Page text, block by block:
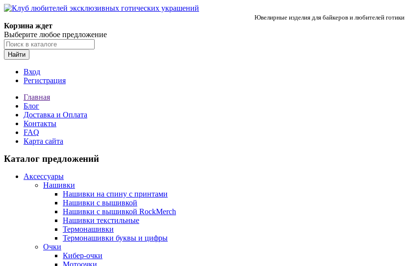
Ювелирные изделия для байкеров и любителей готики
Корзина ждет
Выберите любое предложение
Найти
Вход
Регистрация
Главная
Блог
Доставка и Оплата
Контакты
FAQ
Карта сайта
Каталог предложений
Аксессуары
Нашивки
Нашивки на спину с принтами
Нашивки с вышивкой
Нашивки с вышивкой RockMerch
Нашивки текстильные
Термонашивки
Термонашивки буквы и цифры
Очки
Кибер-очки
Мотоочки